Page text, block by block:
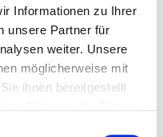
Informationen zu Ihrer
unsere Partner für
weiter. Unsere
möglicherweise mit
ihnen bereitgestellt
veranstaltet Library
wurden Mitglieder